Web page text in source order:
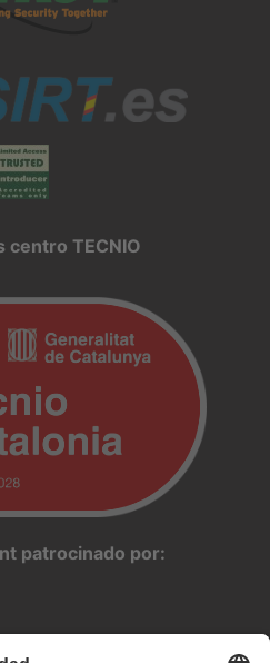
centro TECNIO
patrocinado por: